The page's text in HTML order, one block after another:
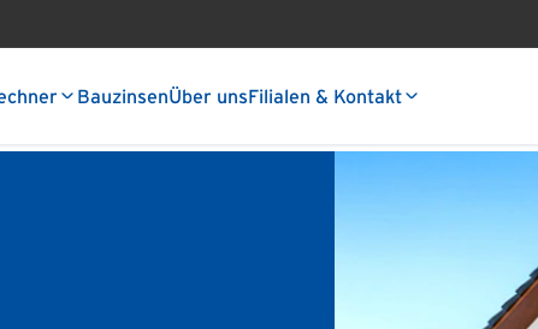
BauzinsenÜber unsFilialen & Kontakt